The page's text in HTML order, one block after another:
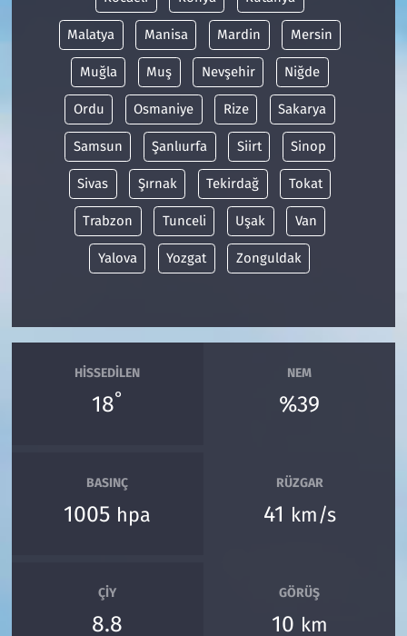
Malatya Manisa Mardin Mersin
Muğla Muş Nevşehir Niğde
Ordu Osmaniye Rize Sakarya
Samsun Şanlıurfa Siirt Sinop
Sivas Şırnak Tekirdağ Tokat
Trabzon Tunceli Uşak Van
Yalova Yozgat Zonguldak
HISSEDILEN
18°
NEM
%39
BASINÇ
1005 hpa
RÜZGAR
41 km/s
ÇIY
8.8
GÖRÜŞ
10 km